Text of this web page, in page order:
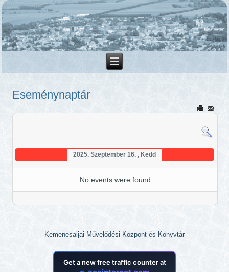
Eseménynaptár
2025. Szeptember 16. , Kedd
No events were found
Kemenesaljai Művelődési Központ és Könyvtár